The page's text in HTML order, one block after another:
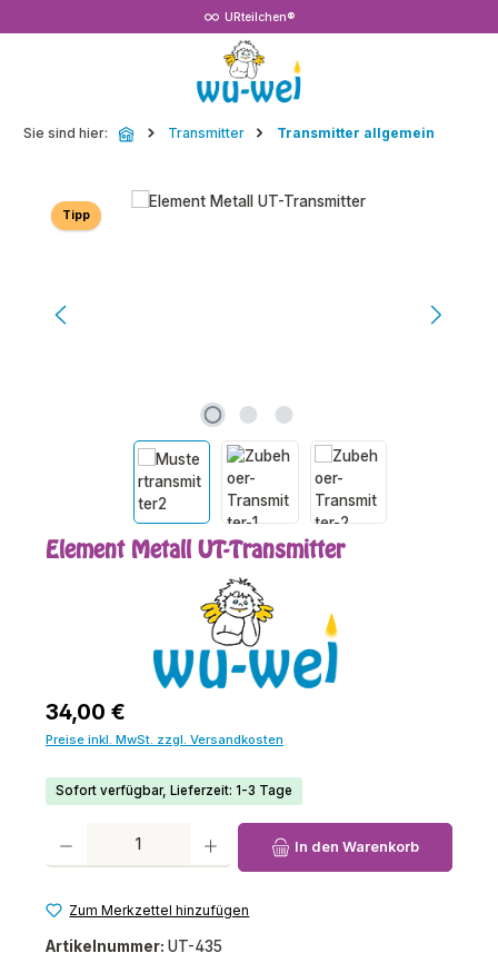
URteilchen®
Sie sind hier: Transmitter Transmitter allgemein
Bildergalerie überspringen
Tipp
Element Metall UT-Transmitter
Regulärer Preis:
34,00 €
Preise inkl. MwSt. zzgl. Versandkosten
Sofort verfügbar, Lieferzeit: 1-3 Tage
Produkt Anzahl: Gib den gewünschten Wert ein oder benutze die
In den Warenkorb
Zum Merkzettel hinzufügen
Artikelnummer: UT-435